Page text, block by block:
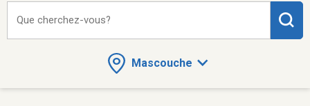
Mascouche
Que cherchez-vous?